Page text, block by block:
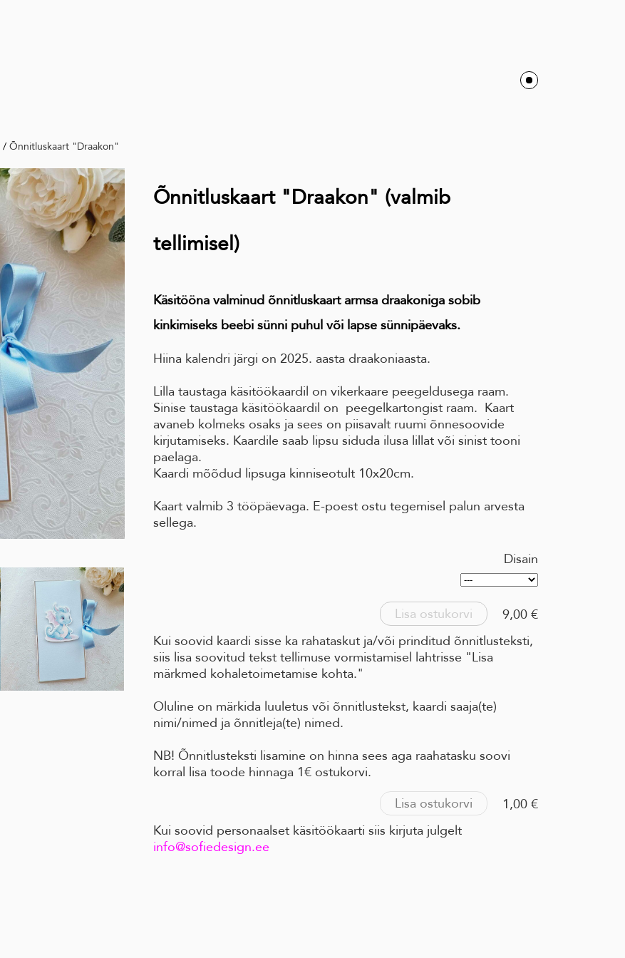
/ Õnnitluskaart "Draakon"
Õnnitluskaart "Draakon" (valmib
tellimisel)
Käsitööna valminud õnnitluskaart armsa draakoniga sobib
kinkimiseks beebi sünni puhul või lapse sünnipäevaks.
Hiina kalendri järgi on 2025. aasta draakoniaasta.
Lilla taustaga käsitöökaardil on vikerkaare peegeldusega raam.
Sinise taustaga käsitöökaardil on peegelkartongist raam. Kaart
avaneb kolmeks osaks ja sees on piisavalt ruumi õnnesoovide
kirjutamiseks. Kaardile saab lipsu siduda ilusa lillat või sinist tooni
paelaga.
Kaardi mõõdud lipsuga kinniseotult 10x20cm.
Kaart valmib 3 tööpäevaga. E-poest ostu tegemisel palun arvesta
sellega.
Disain
Lisa ostukorvi
9,00 €
Kui soovid kaardi sisse ka rahataskut ja/või prinditud õnnitlusteksti,
siis lisa soovitud tekst tellimuse vormistamisel lahtrisse "Lisa
märkmed kohaletoimetamise kohta."
Oluline on märkida luuletus või õnnitlustekst, kaardi saaja(te)
nimi/nimed ja õnnitleja(te) nimed.
NB! Õnnitlusteksti lisamine on hinna sees aga raahatasku soovi
korral lisa toode hinnaga 1€ ostukorvi.
Lisa ostukorvi
1,00 €
Kui soovid personaalset käsitöökaarti siis kirjuta julgelt
info@sofiedesign.ee